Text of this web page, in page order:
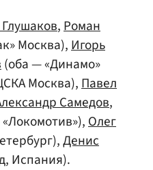
,Роман
Москва),Игорь
(оба — «Динамо»
Москва),Павел
Самедов,
Олег
Денис
Испания).